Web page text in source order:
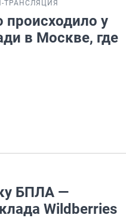
ТРАНСЛЯЦИЯ
у
в Москве, где
БПЛА —
Wildberries